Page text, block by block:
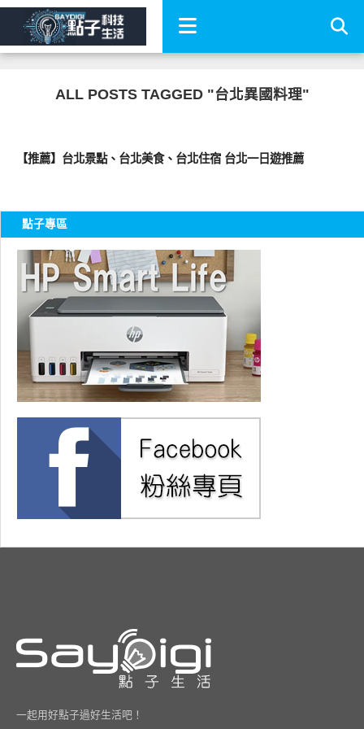
ALL POSTS TAGGED "台北異國料理"
【推薦】台北景點、台北美食、台北住宿 台北一日遊推薦
點子專區
一起用好點子過好生活吧！